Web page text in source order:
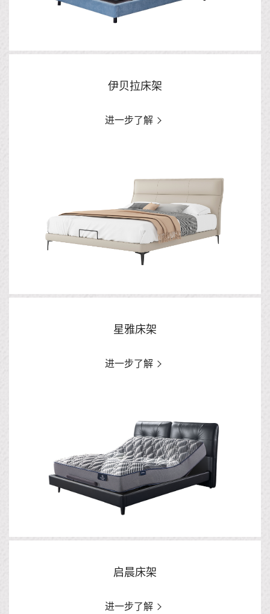
伊贝拉床架
进一步了解
星雅床架
进一步了解
启晨床架
进一步了解